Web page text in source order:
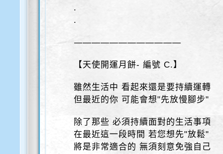
.
.
————————————
【天使開運月餅- 編號 C.】
雖然生活中 看起來還是要持續運轉
但最近的你 可能會想"先放慢腳步"
除了那些 必須持續面對的生活事項
在最近這一段時間 若您想先"放鬆"
將是非常適合的 無須刻意免強自己